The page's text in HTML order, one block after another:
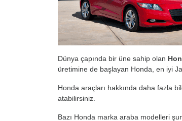
Dünya çapında bir üne sahip olan
üretimine de başlayan Honda, en iyi
Honda araçları hakkında daha fazla
atabilirsiniz.
Bazı Honda marka araba modelleri